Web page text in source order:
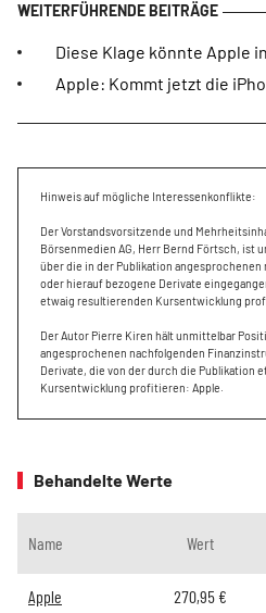
Diese Klage könnte Apple
Apple: Kommt jetzt die
Hinweis auf mögliche Interessenkonflikte:
Der Vorstandsvorsitzende und
Börsenmedien AG, Herr Bernd Förtsch, ist
über die in der Publikation
oder hierauf bezogene Derivate
etwaig resultierenden Kursentwicklung
Der Autor Pierre Kiren hält unmittelbar
angesprochenen nachfolgenden
Derivate, die von der durch die Publikation
Kursentwicklung profitieren: Apple.
Behandelte Werte
Name Wert
Apple 270,95 €